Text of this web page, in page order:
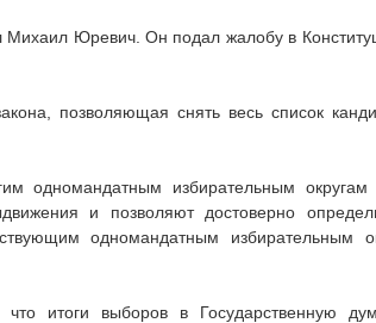
Юревич. Он подал жалобу в
позволяющая снять весь список
одномандатным избирательным округам
и позволяют достоверно
одномандатным избирательным
что итоги выборов в Государственную